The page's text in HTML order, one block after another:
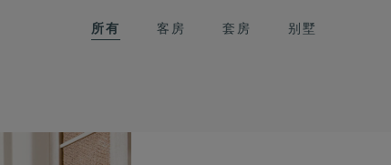
所有 客房 套房 别墅